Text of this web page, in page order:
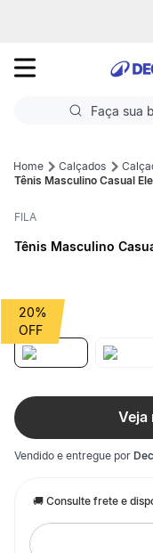
Faça sua busca aqui
4ºVolei
Futebol Campo
Calçados
Tênis Masculino Casual
FILA
Tênis Masculino
20%
Veja
Vendido e entregue por